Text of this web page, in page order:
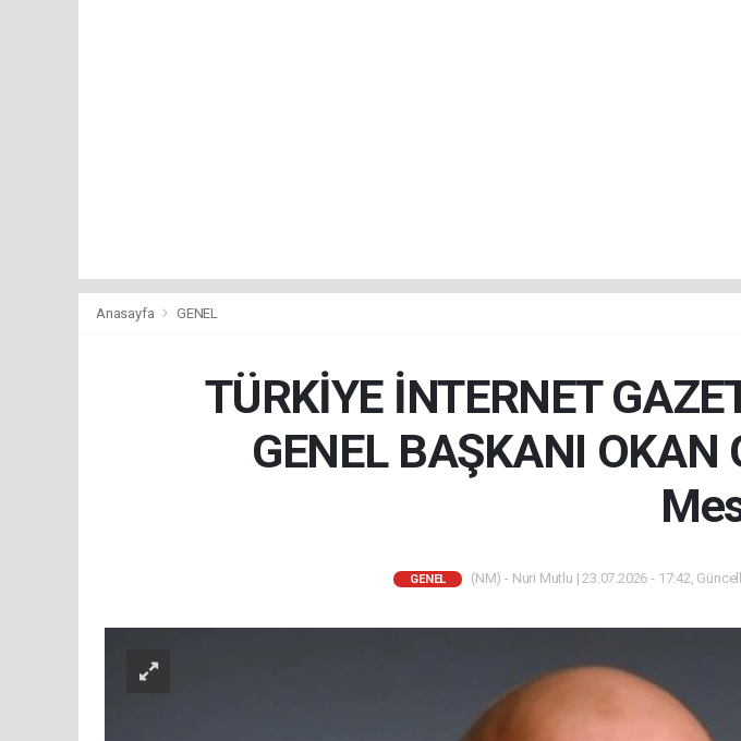
Anasayfa GENEL
TÜRKİYE İNTERNET
GENEL BAŞKANI OKAN
GENEL (NM) - Nuri Mutlu | 23.07.2026 - 17:42,